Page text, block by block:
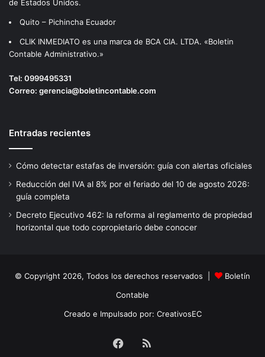
de Estados Unidos.
Quito – Pichincha Ecuador
CLIK INMEDIATO es una marca de BCA CIA. LTDA. «Boletin
Contable Administrativo.»
Tel: 0999495331
Correo: gerencia@boletincontable.com
Entradas recientes
Cómo detectar estafas de inversión: guía con alertas oficiales
Reducción del IVA al 8% por el feriado del 10 de agosto 2026:
guía completa
Decreto Ejecutivo 462: la reforma al reglamento de propiedad
horizontal que todo copropietario debe conocer
© Copyright 2026, Todos los derechos reservados |
Boletín
Contable
Creado e Impulsado por: CreativosEC
Facebook